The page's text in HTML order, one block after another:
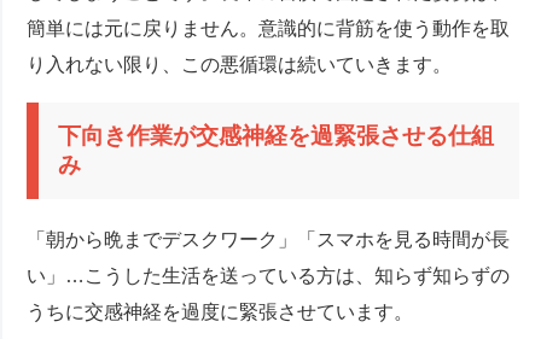
簡単には元に戻りません。意識的に背筋を使う動作を取
り入れない限り、この悪循環は続いていきます。
下向き作業が交感神経を過緊張させる仕組
み
「朝から晩までデスクワーク」「スマホを見る時間が長
い」…こうした生活を送っている方は、知らず知らずの
うちに交感神経を過度に緊張させています。